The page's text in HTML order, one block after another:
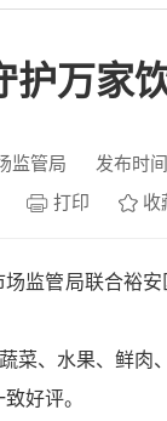
护万家
监管局
发布时
打印 收
监管局联合裕
菜、水果、鲜
好评。